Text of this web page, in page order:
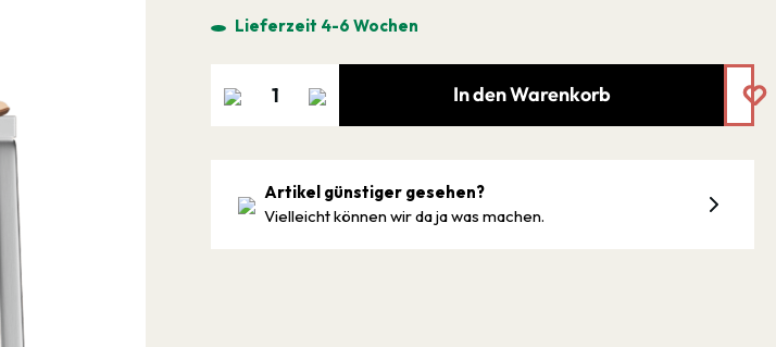
Lieferzeit 4-6 Wochen
In den Warenkorb
Artikel günstiger gesehen?
Vielleicht können wir da ja was machen.